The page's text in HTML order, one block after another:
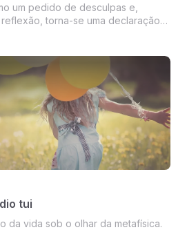
um pedido de desculpas e,
torna-se uma declaração
tui
da vida sob o olhar da metafísica.